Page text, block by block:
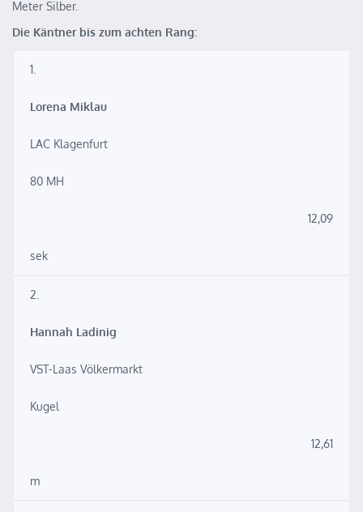
Meter Silber.
Die Käntner bis zum achten Rang:
1.
Lorena Miklau
LAC Klagenfurt
80 MH
12,09
sek
2.
Hannah Ladinig
VST-Laas Völkermarkt
Kugel
12,61
m